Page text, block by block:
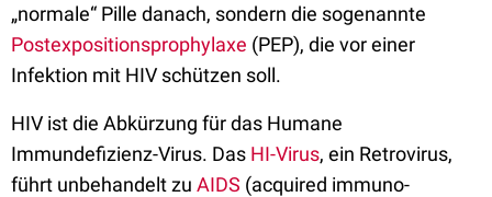
„normale“ Pille danach, sondern die sogenannte
Postexpositionsprophylaxe (PEP), die vor einer
Infektion mit HIV schützen soll.
HIV ist die Abkürzung für das Humane
Immundefizienz-Virus. Das HI-Virus, ein Retrovirus,
führt unbehandelt zu AIDS (acquired immuno-